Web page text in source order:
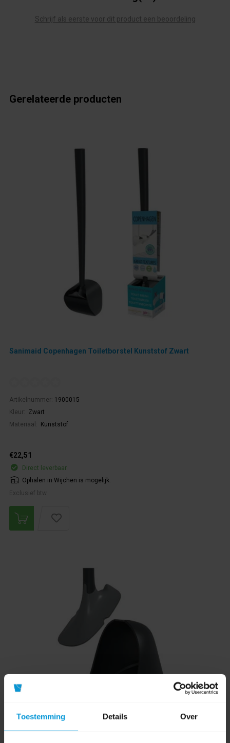
Toestemming Details Over
Schrijf als eerste voor dit product een beoordeling
Gerelateerde producten
Sanimaid Copenhagen Toiletborstel Kunststof Zwart
Artikelnummer: 1900015
Kleur:
Zwart
Materiaal:
Kunststof
€22,51
Direct leverbaar
Ophalen in Wijchen is mogelijk.
Exclusief btw.